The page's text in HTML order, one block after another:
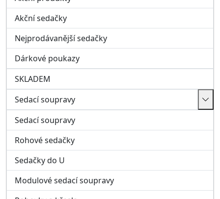
Sedačky do U
Modulové sedací soupravy
Pohovky a křesla
Taburety a ostatní
Kožené sedací soupravy, křesla
Italské sedačky
Obývací pokoj
Nábytkové sestavy
Dětský pokoj
Nábytkové sestavy